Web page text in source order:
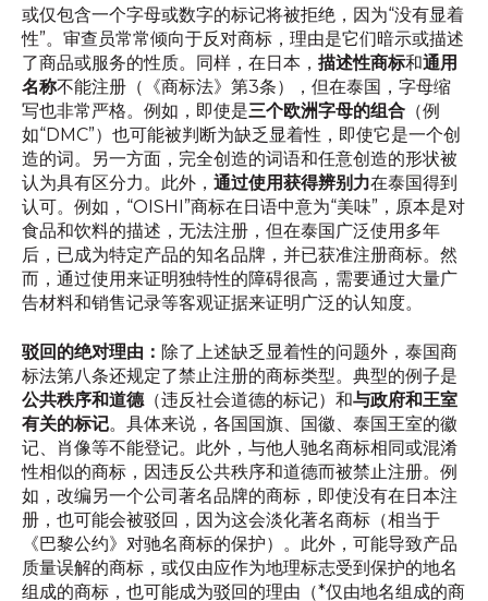
或仅包含一个字母或数字的标记将被拒绝，因为“没有显着
性”。审查员常常倾向于反对商标，理由是它们暗示或描述
了商品或服务的性质。同样，在日本， 描述性商标和通用
名称不能注册（《商标法》第3条），但在泰国，字母缩
写也非常严格。例如，即使是三个欧洲字母的组合 （例
如“DMC”）也可能被判断为缺乏显着性，即使它是一个创
造的词。另一方面，完全创造的词语和任意创造的形状被
认为具有区分力。此外， 通过使用获得辨别力在泰国得到
认可。例如，“OISHI”商标在日语中意为“美味”，原本是对
食品和饮料的描述，无法注册，但在泰国广泛使用多年
后，已成为特定产品的知名品牌，并已获准注册商标。然
而，通过使用来证明独特性的障碍很高，需要通过大量广
告材料和销售记录等客观证据来证明广泛的认知度。
驳回的绝对理由： 除了上述缺乏显着性的问题外，泰国商
标法第八条还规定了禁止注册的商标类型。典型的例子是
公共秩序和道德 （违反社会道德的标记）和与政府和王室
有关的标记。具体来说，各国国旗、国徽、泰国王室的徽
记、肖像等不能登记。此外，与他人驰名商标相同或混淆
性相似的商标，因违反公共秩序和道德而被禁止注册。例
如，改编另一个公司著名品牌的商标，即使没有在日本注
册，也可能会被驳回，因为这会淡化著名商标（相当于
《巴黎公约》对驰名商标的保护）。此外，可能导致产品
质量误解的商标，或仅由应作为地理标志受到保护的地名
组成的商标，也可能成为驳回的理由（*仅由地名组成的商